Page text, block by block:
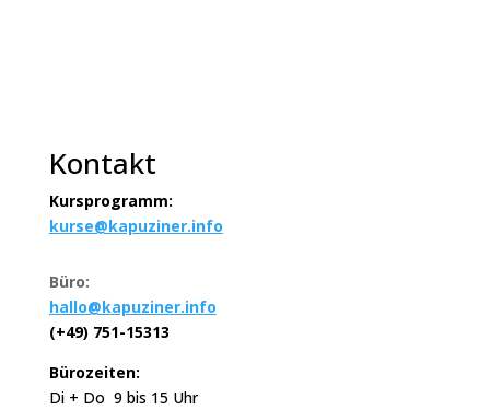
Kontakt
Kursprogramm:
kurse@kapuziner.info
Büro:
hallo@kapuziner.info
(+49) 751-15313
Bürozeiten:
Di + Do 9 bis 15 Uhr